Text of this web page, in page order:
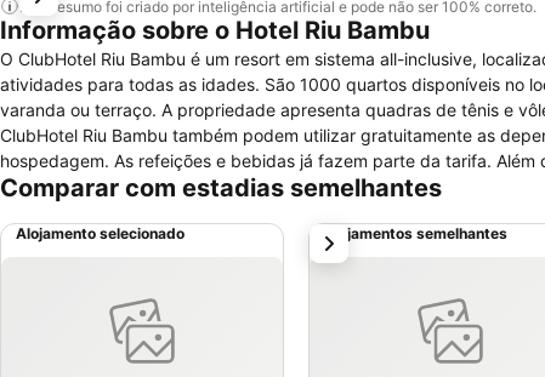
Este resumo foi criado por inteligência artificial e pode não ser 100% correto.
Informação sobre o Hotel Riu Bambu
O ClubHotel Riu Bambu é um resort em sistema all-inclusive,
atividades para todas as idades. São 1000 quartos disponíveis no local, todos com frigobar, cofre, televisão, Wi-Fi e ar-condicionado, além de
varanda ou terraço. A propriedade apresenta quadras de tênis e vôlei, assim como parquinho infantil e espetáculos musicais. Os hóspedes do
ClubHotel Riu Bambu também podem utilizar gratuitamente as
hospedagem. As refeições e bebidas já fazem parte da tarifa. Além de um restaurante principal, há opções temáticas, com culinária espanhola,
italiana, asiática e mexicana, por exemplo. Há também cinco bares no empreendimento. O Manati Park fica a
Comparar com estadias semelhantes
Alojamento selecionado Alojamentos semelhantes
próximo